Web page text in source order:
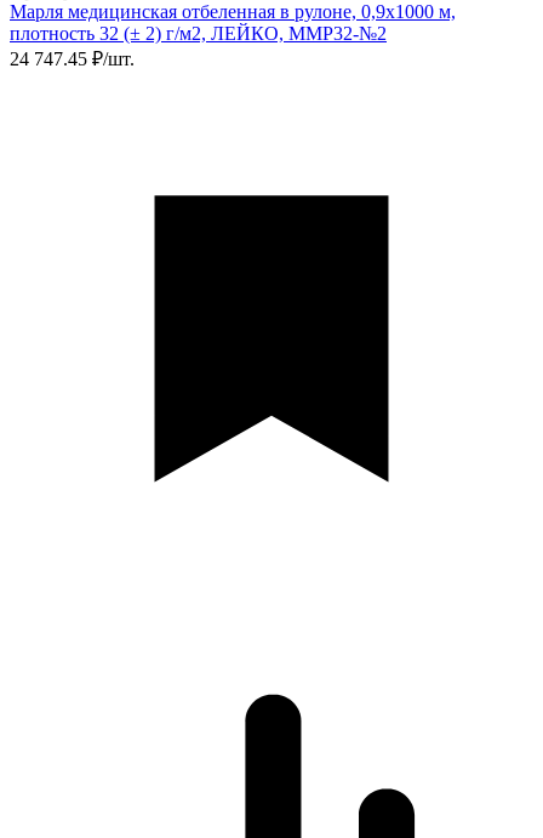
Марля медицинская отбеленная в рулоне, 0,9х1000 м,
плотность 32 (± 2) г/м2, ЛЕЙКО, ММР32-№2
24 747.45 ₽/шт.